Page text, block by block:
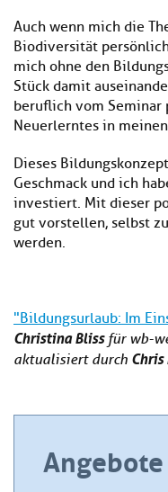
Auch wenn mich die
Biodiversität
mich ohne den
Stück damit
beruflich vom
Neuerlerntes in
Dieses
Geschmack und ich
investiert. Mit dieser
gut vorstellen, selbst
werden.
"Bildungsurlaub: Im
Christina Blissfür wb-
aktualisiert durch